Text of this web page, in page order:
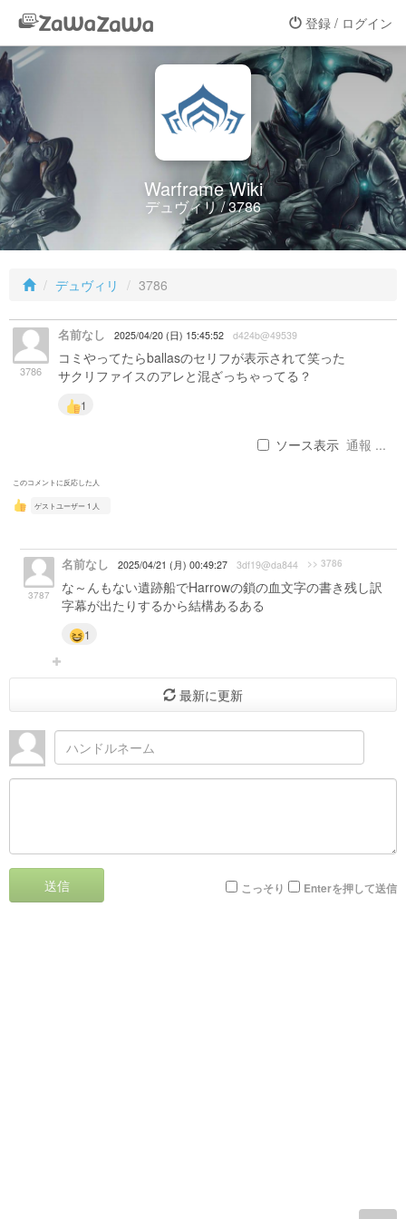
登録 / ログイン
Warframe Wiki
デュヴィリ / 3786
デュヴィリ 3786
3786
名前なし 2025/04/20 (日) 15:45:52 d424b@49539
コミやってたらballasのセリフが表示されて笑った
サクリファイスのアレと混ざっちゃってる？
1
ソース表示 通報 ...
このコメントに反応した人
ゲストユーザー 1 人
3787
名前なし 2025/04/21 (月) 00:49:27 3df19@da844 >> 3786
な～んもない遺跡船でHarrowの鎖の血文字の書き残し訳
字幕が出たりするから結構あるある
1
最新に更新
送信 こっそり Enterを押して送信